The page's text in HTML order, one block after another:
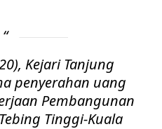
Kejari Tanjung
penyerahan uang
Pembangunan
Tinggi-Kuala